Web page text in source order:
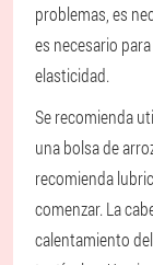
problemas, es
es necesario
elasticidad.
Se recomienda
una bolsa de
recomienda
comenzar. La
calentamiento